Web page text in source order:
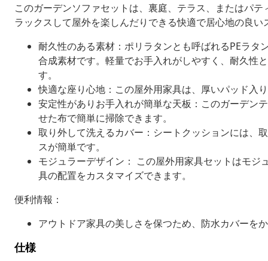
このガーデンソファセットは、裏庭、テラス、またはパ
ラックスして屋外を楽しんだりできる快適で居心地の良
耐久性のある素材：ポリラタンとも呼ばれるPEラ
合成素材です。軽量でお手入れがしやすく、耐久性
す。
快適な座り心地：この屋外用家具は、厚いパッド入
安定性がありお手入れが簡単な天板：このガーデン
せた布で簡単に掃除できます。
取り外して洗えるカバー：シートクッションには、
スが簡単です。
モジュラーデザイン： この屋外用家具セットはモ
具の配置をカスタマイズできます。
便利情報：
アウトドア家具の美しさを保つため、防水カバーを
仕様